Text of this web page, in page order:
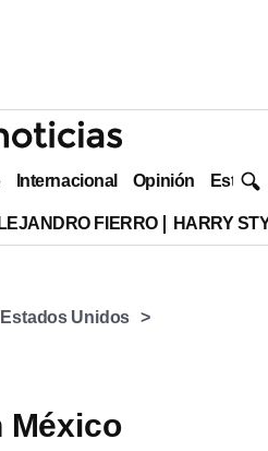
Internacional Opinión Estilo
FIERRO HARRY
Estados Unidos
México